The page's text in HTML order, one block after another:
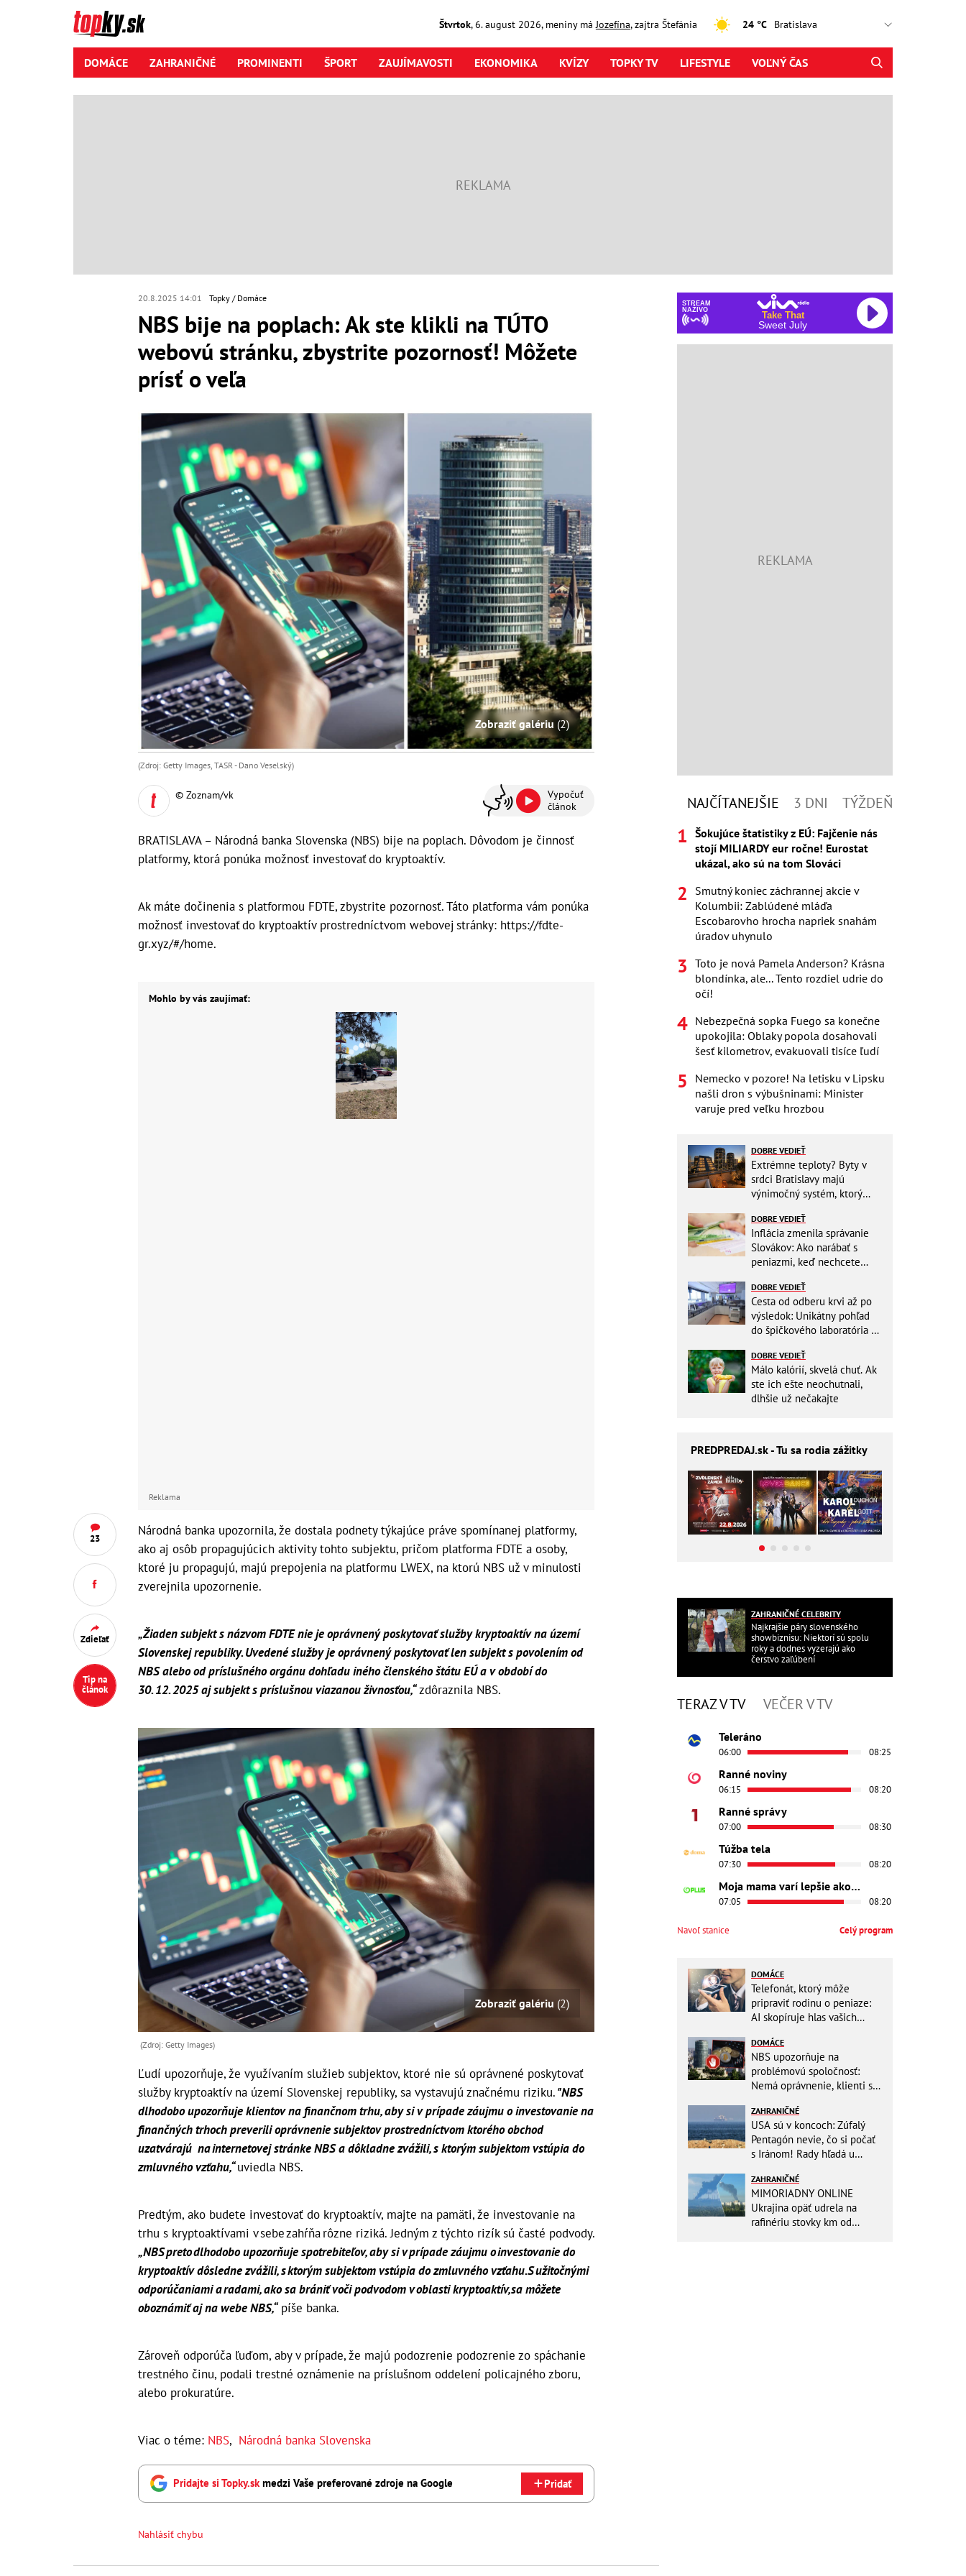
Štvrtok,6. august2026, meniny má Jozefína, zajtra Štefánia 24 °C
DOMÁCE ZAHRANIČNÉ PROMINENTI ŠPORT ZAUJÍMAVOSTI EKONOMIKA KVÍZY TOPKY TV LIFESTYLE VOĽNÝ ČAS
20.8.2025 14:01 Topky Domáce
NBS bije na poplach: Ak ste klikli na TÚTO
webovú stránku, zbystrite pozornosť! Môžete
prísť o veľa
23
Zdieľať
Tip na
článok
Zobraziť galériu (2)
(Zdroj: Getty Images, TASR - Dano Veselský)
© Zoznam/vk
Vypočuť
článok
BRATISLAVA – Národná banka Slovenska (NBS) bije na poplach. Dôvodom je činnosť
platformy, ktorá ponúka možnosť investovať do kryptoaktív.
Ak máte dočinenia s platformou FDTE, zbystrite pozornosť. Táto platforma vám ponúka
možnosť investovať do kryptoaktív prostredníctvom webovej stránky: https://fdte-
gr.xyz/#/home.
Mohlo by vás zaujímať:
Reklama
Národná banka upozornila, že dostala podnety týkajúce práve spomínanej platformy,
ako aj osôb propagujúcich aktivity tohto subjektu, pričom platforma FDTE a osoby,
ktoré ju propagujú, majú prepojenia na platformu LWEX, na ktorú NBS už v minulosti
zverejnila upozornenie.
„Žiaden subjekt s názvom FDTE nie je oprávnený poskytovať služby kryptoaktív na území
Slovenskej republiky. Uvedené služby je oprávnený poskytovať len subjekt s povolením od
NBS alebo od príslušného orgánu dohľadu iného členského štátu EÚ a v období do
30. 12. 2025 aj subjekt s príslušnou viazanou živnosťou,“zdôraznila NBS.
Zobraziť galériu (2)
(Zdroj: Getty Images)
Ľudí upozorňuje, že využívaním služieb subjektov, ktoré nie sú oprávnené poskytovať
služby kryptoaktív na území Slovenskej republiky, sa vystavujú značnému riziku."NBS
dlhodobo upozorňuje klientov na finančnom trhu, aby si v prípade záujmu o investovanie na
finančných trhoch preverili oprávnenie subjektov prostredníctvom ktorého obchod
uzatvárajú na internetovej stránke NBS a dôkladne zvážili, s ktorým subjektom vstúpia do
zmluvného vzťahu,“uviedla NBS.
Predtým, ako budete investovať do kryptoaktív, majte na pamäti, že investovanie na
trhu s kryptoaktívami v sebe zahŕňa rôzne riziká. Jedným z týchto rizík sú časté podvody.
„NBS preto dlhodobo upozorňuje spotrebiteľov, aby si v prípade záujmu o investovanie do
kryptoaktív dôsledne zvážili, s ktorým subjektom vstúpia do zmluvného vzťahu. S užitočnými
odporúčaniami a radami, ako sa brániť voči podvodom v oblasti kryptoaktív, sa môžete
oboznámiť aj na webe NBS,“píše banka.
Zároveň odporúča ľuďom, aby v prípade, že majú podozrenie podozrenie zo spáchanie
trestného činu, podali trestné oznámenie na príslušnom oddelení policajného zboru,
alebo prokuratúre.
Viac o téme: NBS, Národná banka Slovenska
Pridajte si Topky.skmedzi Vaše preferované zdroje na Google Pridať
Nahlásiť chybu
STREAM
NAŽIVO
Take That
Sweet July
NAJČÍTANEJŠIE 3 DNI TÝŽDEŇ
Šokujúce štatistiky z EÚ: Fajčenie nás
stojí MILIARDY eur ročne! Eurostat
ukázal, ako sú na tom Slováci
Smutný koniec záchrannej akcie v
Kolumbii: Zablúdené mláďa
Escobarovho hrocha napriek snahám
úradov uhynulo
Toto je nová Pamela Anderson? Krásna
blondínka, ale... Tento rozdiel udrie do
očí!
Nebezpečná sopka Fuego sa konečne
upokojila: Oblaky popola dosahovali
šesť kilometrov, evakuovali tisíce ľudí
Nemecko v pozore! Na letisku v Lipsku
našli dron s výbušninami: Minister
varuje pred veľku hrozbou
DOBRE VEDIEŤ
Extrémne teploty? Byty v
srdci Bratislavy majú
výnimočný systém, ktorý
DOBRE VEDIEŤ
Inflácia zmenila správanie
Slovákov: Ako narábať s
peniazmi, keď nechcete
DOBRE VEDIEŤ
Cesta od odberu krvi až po
výsledok: Unikátny pohľad
do špičkového laboratória na
DOBRE VEDIEŤ
Málo kalórií, skvelá chuť. Ak
ste ich ešte neochutnali,
dlhšie už nečakajte
PREDPREDAJ.sk - Tu sa rodia zážitky
ZAHRANIČNÉ CELEBRITY
Najkrajšie páry slovenského
showbiznisu: Niektorí sú spolu
roky a dodnes vyzerajú ako
čerstvo zaľúbení
TERAZ V TV VEČER V TV
Teleráno
06:00 08:25
Ranné noviny
06:15 08:20
Ranné správy
07:00 08:30
Túžba tela
07:30 08:20
Moja mama varí lepšie ako tvoja
07:05 08:20
Navoľ stanice Celý program
DOMÁCE
Telefonát, ktorý môže
pripraviť rodinu o peniaze:
AI skopíruje hlas vašich
jednoduchý trik
DOMÁCE
NBS upozorňuje na
problémovú spoločnosť:
Nemá oprávnenie, klienti sa
ZAHRANIČNÉ
USA sú v koncoch: Zúfalý
Pentagón nevie, čo si počať
s Iránom! Rady hľadá u
ZAHRANIČNÉ
MIMORIADNY ONLINE
Ukrajina opäť udrela na
rafinériu stovky km od